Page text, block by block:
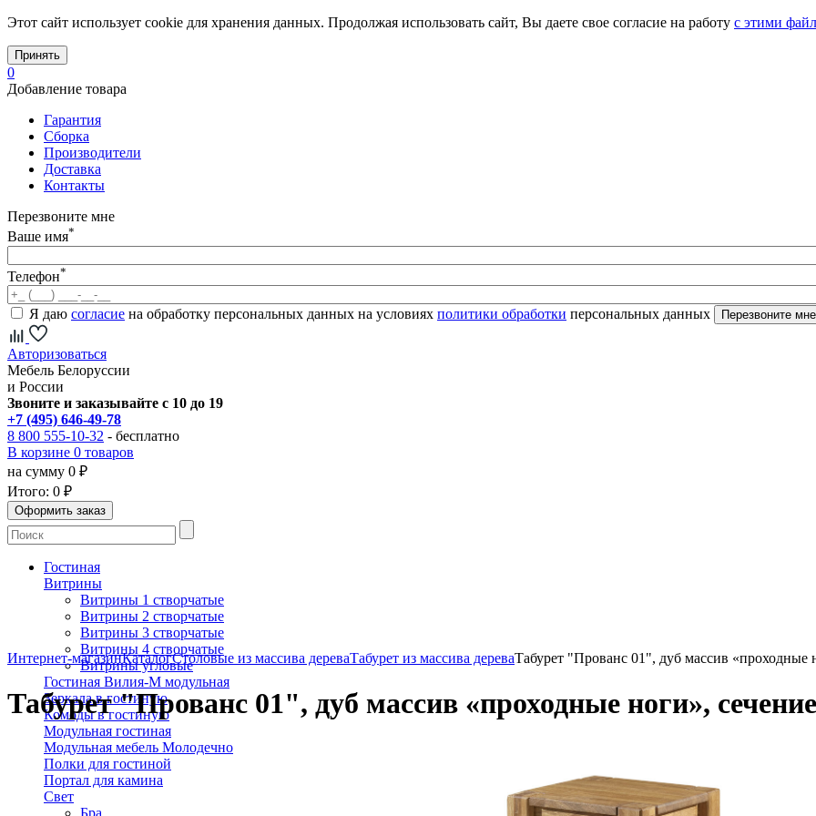
Этот сайт использует cookie для хранения данных. Продолжая использовать сайт, Вы даете свое согласие на работу с этими
Принять
0
Добавление товара
Гарантия
Сборка
Производители
Доставка
Контакты
Перезвоните мне
Ваше имя*
Телефон*
Я даю согласие на обработку персональных данных на условиях политики обработки персональных данных
Авторизоваться
Мебель Белоруссии
и России
Звоните и заказывайте с 10 до 19
+7 (495) 646-49-78
8 800 555-10-32 - бесплатно
В корзине 0 товаров
на сумму 0 ₽
Итого: 0 ₽
Гостиная
Витрины
Витрины 1 створчатые
Витрины 2 створчатые
Витрины 3 створчатые
Витрины 4 створчатые
Витрины угловые
Гостиная Вилия-М модульная
Зеркала в гостиную
Комоды в гостиную
Модульная гостиная
Модульная мебель Молодечно
Полки для гостиной
Портал для камина
Свет
Интернет-магазинКаталогСтоловые из массива дереваТабурет из массива дереваТабурет "Прованс 01", дуб массив «проходные
Табурет "Прованс 01", дуб массив «проходные ноги»,